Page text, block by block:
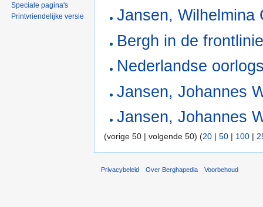
Jansen, Wilhelmina
Bergh in de
Nederlandse
Jansen, Johannes
Jansen, Johannes
(vorige 50 | volgende 50) (20 | 50 | 100 |
Speciale pagina's
Printvriendelijke versie
Privacybeleid Over Berghapedia Voorbehoud